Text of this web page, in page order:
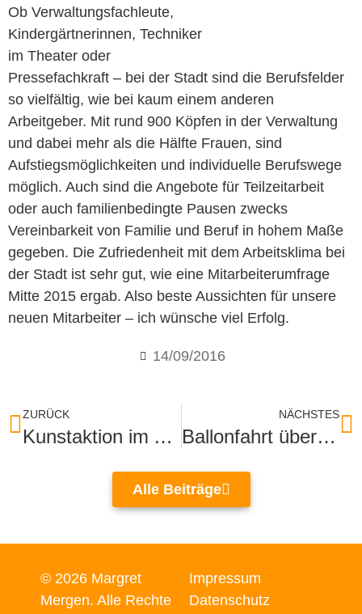
Ob Verwaltungsfachleute,
Kindergärtnerinnen, Techniker
im Theater oder
Pressefachkraft – bei der Stadt sind die Berufsfelder
so vielfältig, wie bei kaum einem anderen
Arbeitgeber. Mit rund 900 Köpfen in der Verwaltung
und dabei mehr als die Hälfte Frauen, sind
Aufstiegsmöglichkeiten und individuelle Berufswege
möglich. Auch sind die Angebote für Teilzeitarbeit
oder auch familienbedingte Pausen zwecks
Vereinbarkeit von Familie und Beruf in hohem Maße
gegeben. Die Zufriedenheit mit dem Arbeitsklima bei
der Stadt ist sehr gut, wie eine Mitarbeiterumfrage
Mitte 2015 ergab. Also beste Aussichten für unsere
neuen Mitarbeiter – ich wünsche viel Erfolg.
14/09/2016
ZURÜCK
Kunstaktion im Asylbewerberhaus
NÄCHSTES
Ballonfahrt über Baden-Baden ist wunderbar
Alle Beiträge
© 2026 Margret
Mergen. Alle Rechte
Impressum
Datenschutz